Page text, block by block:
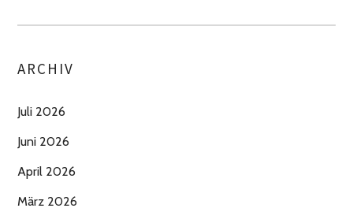
ARCHIV
Juli 2026
Juni 2026
April 2026
März 2026